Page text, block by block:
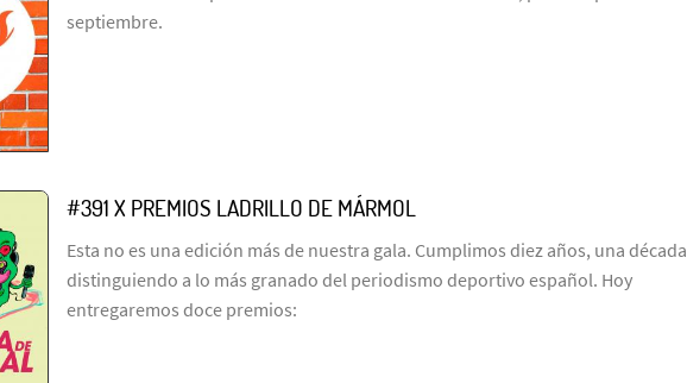
septiembre.
#391 X PREMIOS LADRILLO DE MÁRMOL
Esta no es una edición más de nuestra gala. Cumplimos diez años, una
distinguiendo a lo más granado del periodismo deportivo español. Hoy
entregaremos doce premios: